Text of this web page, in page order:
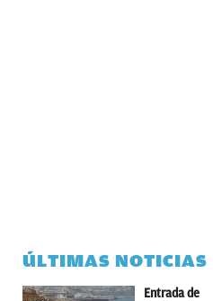
ÚLTIMAS NOTICIAS
Entrada de